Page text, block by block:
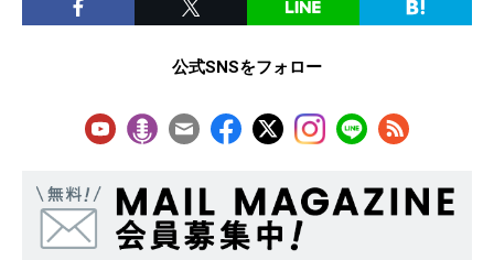
公式SNSをフォロー